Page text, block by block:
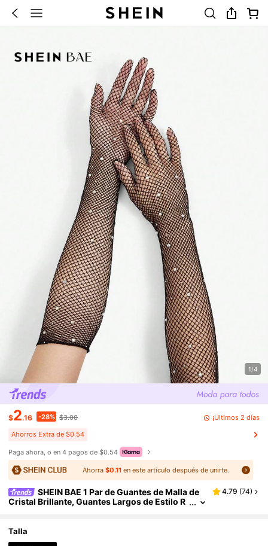
1/4
$2.16 -28% $3.00 ¡Últimos 2 días
Ahorros Extra de $0.54
Paga ahora, o en 4 pagos de $0.54
Ahorra$0.11 en este artículo después de unirte.
SHEIN BAE 1 Par de Guantes de Malla de
Cristal Brillante, Guantes Largos de Estilo R
4.79 (74)
Talla